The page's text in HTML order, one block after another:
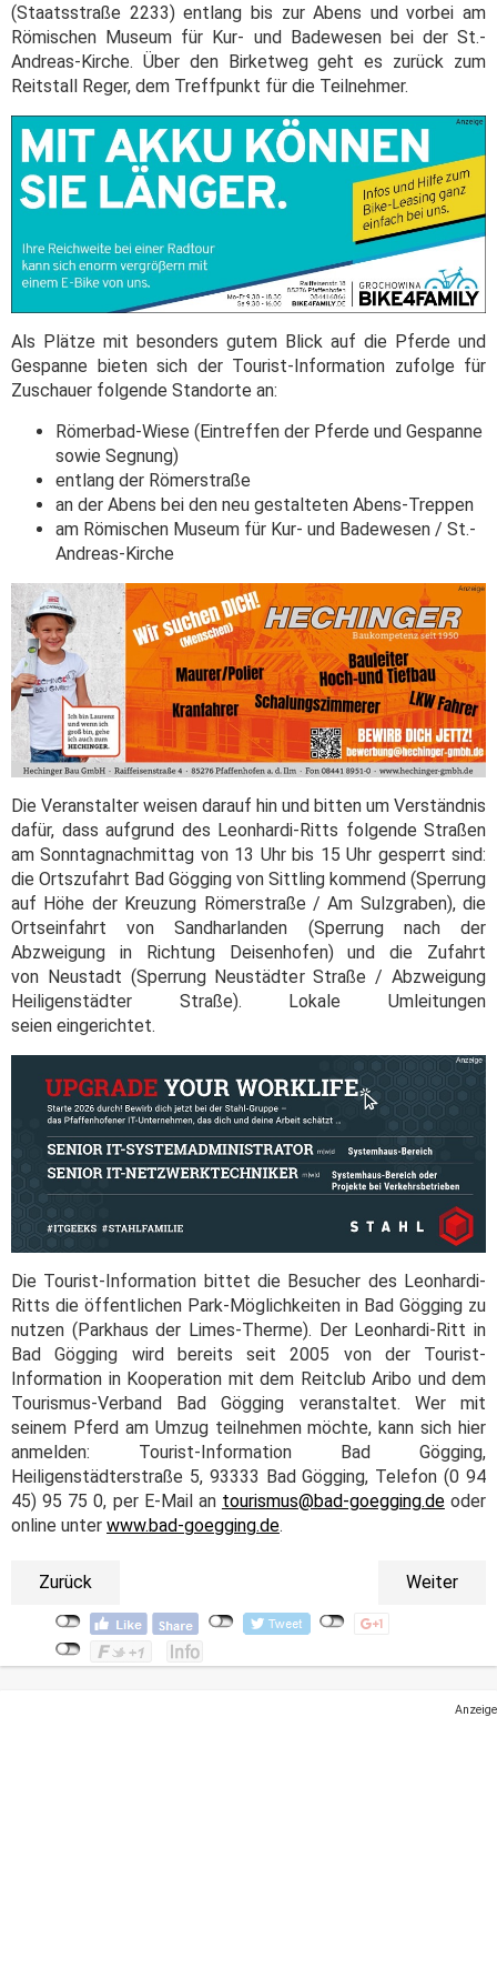
(Staatsstraße 2233) entlang bis zur Abens und vorbei am
Römischen Museum für Kur- und Badewesen bei der St.-
Andreas-Kirche. Über den Birketweg geht es zurück zum
Reitstall Reger, dem Treffpunkt für die Teilnehmer.
Als Plätze mit besonders gutem Blick auf die Pferde und
Gespanne bieten sich der Tourist-Information zufolge für
Zuschauer folgende Standorte an:
Römerbad-Wiese (Eintreffen der Pferde und Gespanne
sowie Segnung)
entlang der Römerstraße
an der Abens bei den neu gestalteten Abens-Treppen
am Römischen Museum für Kur- und Badewesen / St.-
Andreas-Kirche
Die Veranstalter weisen darauf hin und bitten um Verständnis
dafür, dass aufgrund des Leonhardi-Ritts folgende Straßen
am Sonntagnachmittag von 13 Uhr bis 15 Uhr gesperrt sind:
die Ortszufahrt Bad Gögging von Sittling kommend (Sperrung
auf Höhe der Kreuzung Römerstraße / Am Sulzgraben), die
Ortseinfahrt von Sandharlanden (Sperrung nach der
Abzweigung in Richtung Deisenhofen) und die Zufahrt
von Neustadt (Sperrung Neustädter Straße / Abzweigung
Heiligenstädter Straße). Lokale Umleitungen
seien eingerichtet.
Die Tourist-Information bittet die Besucher des Leonhardi-
Ritts die öffentlichen Park-Möglichkeiten in Bad Gögging zu
nutzen (Parkhaus der Limes-Therme). Der Leonhardi-Ritt in
Bad Gögging wird bereits seit 2005 von der Tourist-
Information in Kooperation mit dem Reitclub Aribo und dem
Tourismus-Verband Bad Gögging veranstaltet. Wer mit
seinem Pferd am Umzug teilnehmen möchte, kann sich hier
anmelden: Tourist-Information Bad Gögging,
Heiligenstädterstraße 5, 93333 Bad Gögging, Telefon (0 94
45) 95 75 0, per E-Mail an tourismus@bad-goegging.deoder
online unter www.bad-goegging.de.
Zurück Weiter
Anzeige